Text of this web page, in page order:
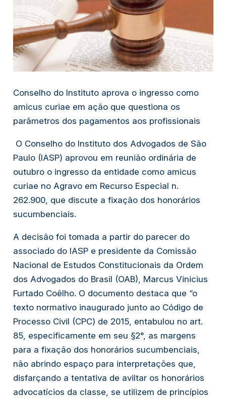
Conselho do Instituto aprova o ingresso como
amicus curiae em ação que questiona os
parâmetros dos pagamentos aos profissionais
O Conselho do Instituto dos Advogados de São
Paulo (IASP) aprovou em reunião ordinária de
outubro o ingresso da entidade como amicus
curiae no Agravo em Recurso Especial n.
262.900, que discute a fixação dos honorários
sucumbenciais.
A decisão foi tomada a partir do parecer do
associado do IASP e presidente da Comissão
Nacional de Estudos Constitucionais da Ordem
dos Advogados do Brasil (OAB), Marcus Vinicius
Furtado Coêlho. O documento destaca que “o
texto normativo inaugurado junto ao Código de
Processo Civil (CPC) de 2015, entabulou no art.
85, especificamente em seu §2°, as margens
para a fixação dos honorários sucumbenciais,
não abrindo espaço para interpretações que,
disfarçando a tentativa de aviltar os honorários
advocatícios da classe, se utilizem de princípios